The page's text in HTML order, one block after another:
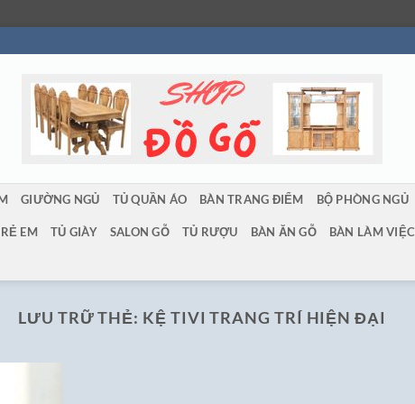
GIƯỜNG NGỦ TỦ QUẦN ÁO BÀN TRANG ĐIỂM BỘ PHÒNG NGỦ
EM TỦ GIÀY SALON GỖ TỦ RƯỢU BÀN ĂN GỖ BÀN LÀM VIỆC
LƯU TRỮ THẺ: KỆ TIVI TRANG TRÍ HIỆN ĐẠI